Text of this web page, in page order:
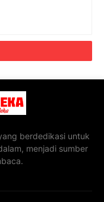
berdedikasi untuk
menjadi sumber